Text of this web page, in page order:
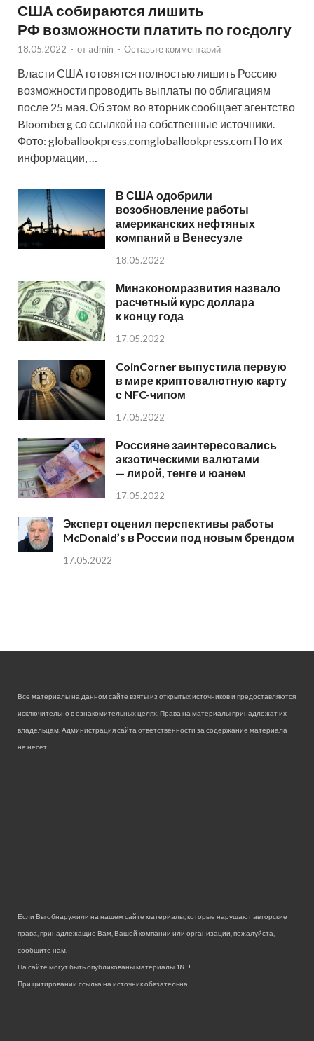
США собираются лишить
РФ возможности платить по госдолгу
18.05.2022 - от admin - Оставьте комментарий
Власти США готовятся полностью лишить Россию
возможности проводить выплаты по облигациям
после 25 мая. Об этом во вторник сообщает агентство
Bloomberg со ссылкой на собственные источники.
Фото: globallookpress.comgloballookpress.com По их
информации, …
В США одобрили
возобновление работы
американских нефтяных
компаний в Венесуэле
18.05.2022
Минэкономразвития назвало
расчетный курс доллара
к концу года
17.05.2022
CoinCorner выпустила первую
в мире криптовалютную карту
с NFC-чипом
17.05.2022
Россияне заинтересовались
экзотическими валютами
— лирой, тенге и юанем
17.05.2022
Эксперт оценил перспективы работы
McDonald’s в России под новым брендом
17.05.2022
Все материалы на данном сайте взяты из открытых источников и предоставляются
исключительно в ознакомительных целях. Права на материалы принадлежат их
владельцам. Администрация сайта ответственности за содержание материала
не несет.
Если Вы обнаружили на нашем сайте материалы, которые нарушают авторские
права, принадлежащие Вам, Вашей компании или организации, пожалуйста,
сообщите нам.
На сайте могут быть опубликованы материалы 18+!
При цитировании ссылка на источник обязательна.